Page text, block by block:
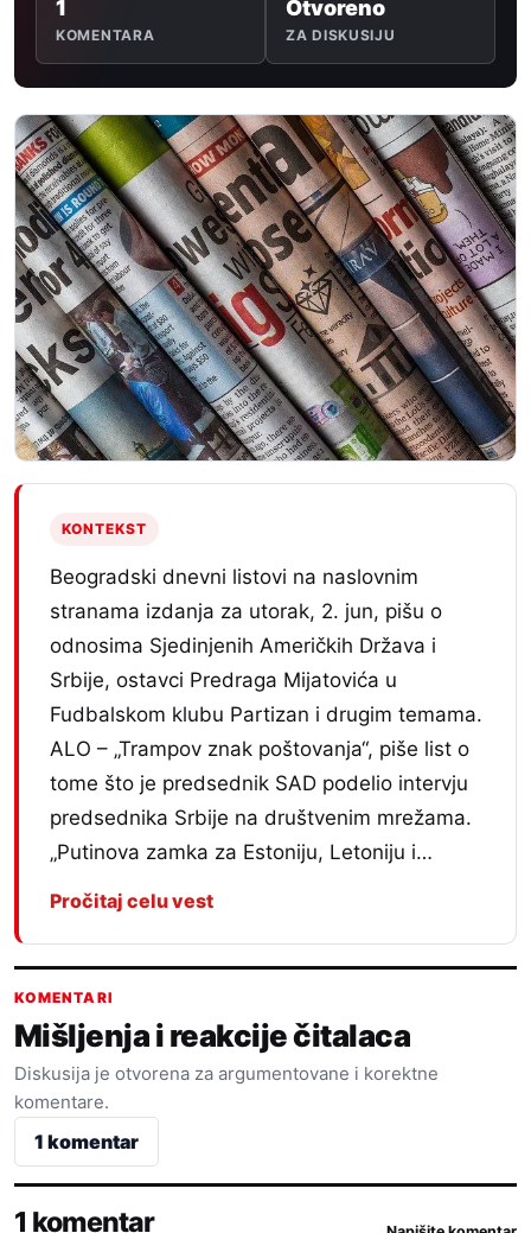
1
KOMENTARA
Otvoreno
ZA DISKUSIJU
KONTEKST
Beogradski dnevni listovi na naslovnim
stranama izdanja za utorak, 2. jun, pišu o
odnosima Sjedinjenih Američkih Država i
Srbije, ostavci Predraga Mijatovića u
Fudbalskom klubu Partizan i drugim temama.
ALO – „Trampov znak poštovanja“, piše list o
tome što je predsednik SAD podelio intervju
predsednika Srbije na društvenim mrežama.
„Putinova zamka za Estoniju, Letoniju i…
Pročitaj celu vest
KOMENTARI
Mišljenja i reakcije čitalaca
Diskusija je otvorena za argumentovane i korektne
komentare.
1 komentar
1 komentar